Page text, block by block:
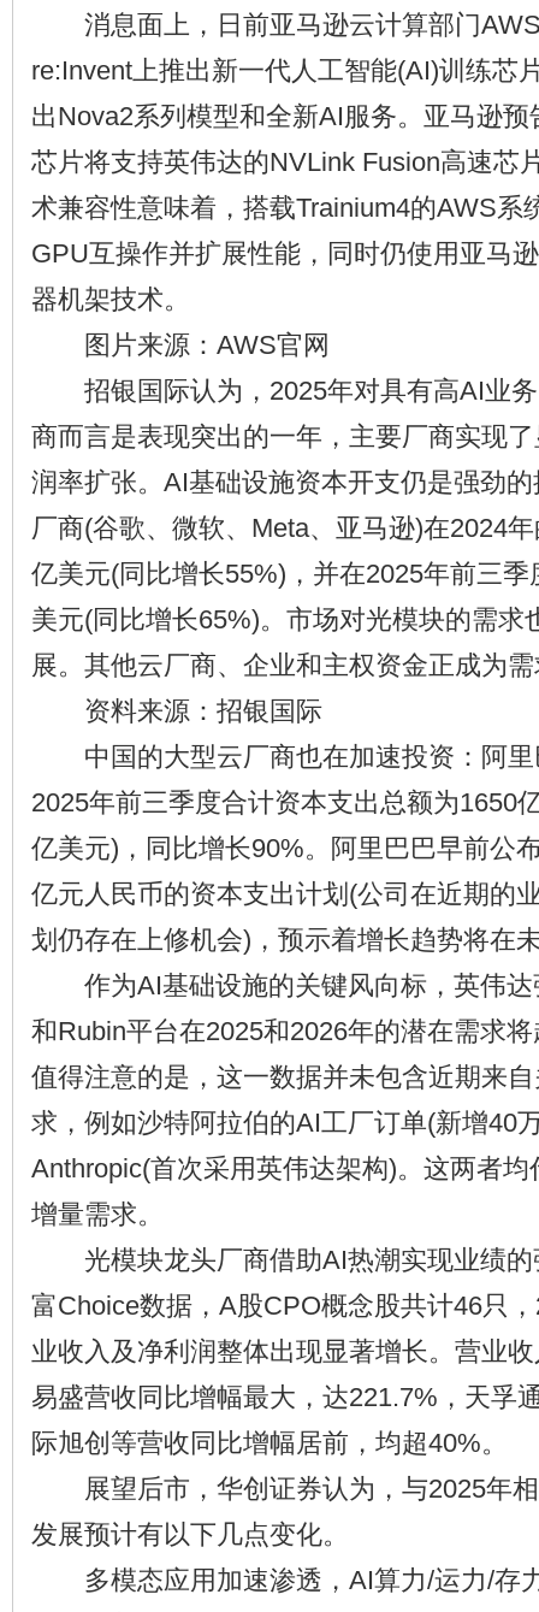
消息面上，日前亚马逊云计算部门
re:Invent上推出新一代人工智能(AI)训练芯
出Nova2系列模型和全新AI服务。亚马逊预
芯片将支持英伟达的NVLink Fusion高速芯
术兼容性意味着，搭载Trainium4的AWS系
GPU互操作并扩展性能，同时仍使用亚马
器机架技术。
图片来源：AWS官网
招银国际认为，2025年对具有高AI业务
商而言是表现突出的一年，主要厂商实现
润率扩张。AI基础设施资本开支仍是强劲
厂商(谷歌、微软、Meta、亚马逊)在2024
亿美元(同比增长55%)，并在2025年前三
美元(同比增长65%)。市场对光模块的需求
展。其他云厂商、企业和主权资金正成为
资料来源：招银国际
中国的大型云厂商也在加速投资：阿里
2025年前三季度合计资本支出总额为1650
亿美元)，同比增长90%。阿里巴巴早前公
亿元人民币的资本支出计划(公司在近期的
划仍存在上修机会)，预示着增长趋势将在
作为AI基础设施的关键风向标，英伟达
和Rubin平台在2025和2026年的潜在需求
值得注意的是，这一数据并未包含近期来
求，例如沙特阿拉伯的AI工厂订单(新增40
Anthropic(首次采用英伟达架构)。这两者
增量需求。
光模块龙头厂商借助AI热潮实现业绩的
富Choice数据，A股CPO概念股共计46只
业收入及净利润整体出现显著增长。营业
易盛营收同比增幅最大，达221.7%，天孚
际旭创等营收同比增幅居前，均超40%。
展望后市，华创证券认为，与2025年相
发展预计有以下几点变化。
多模态应用加速渗透，AI算力/运力/存